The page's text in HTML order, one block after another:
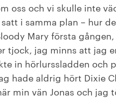
oss och vi skulle inte
i samma plan – hur
Mary första
tjock, jag minns att jag
in hörlurssladden och
hade aldrig hört Dixie
min vän Jonas och jag